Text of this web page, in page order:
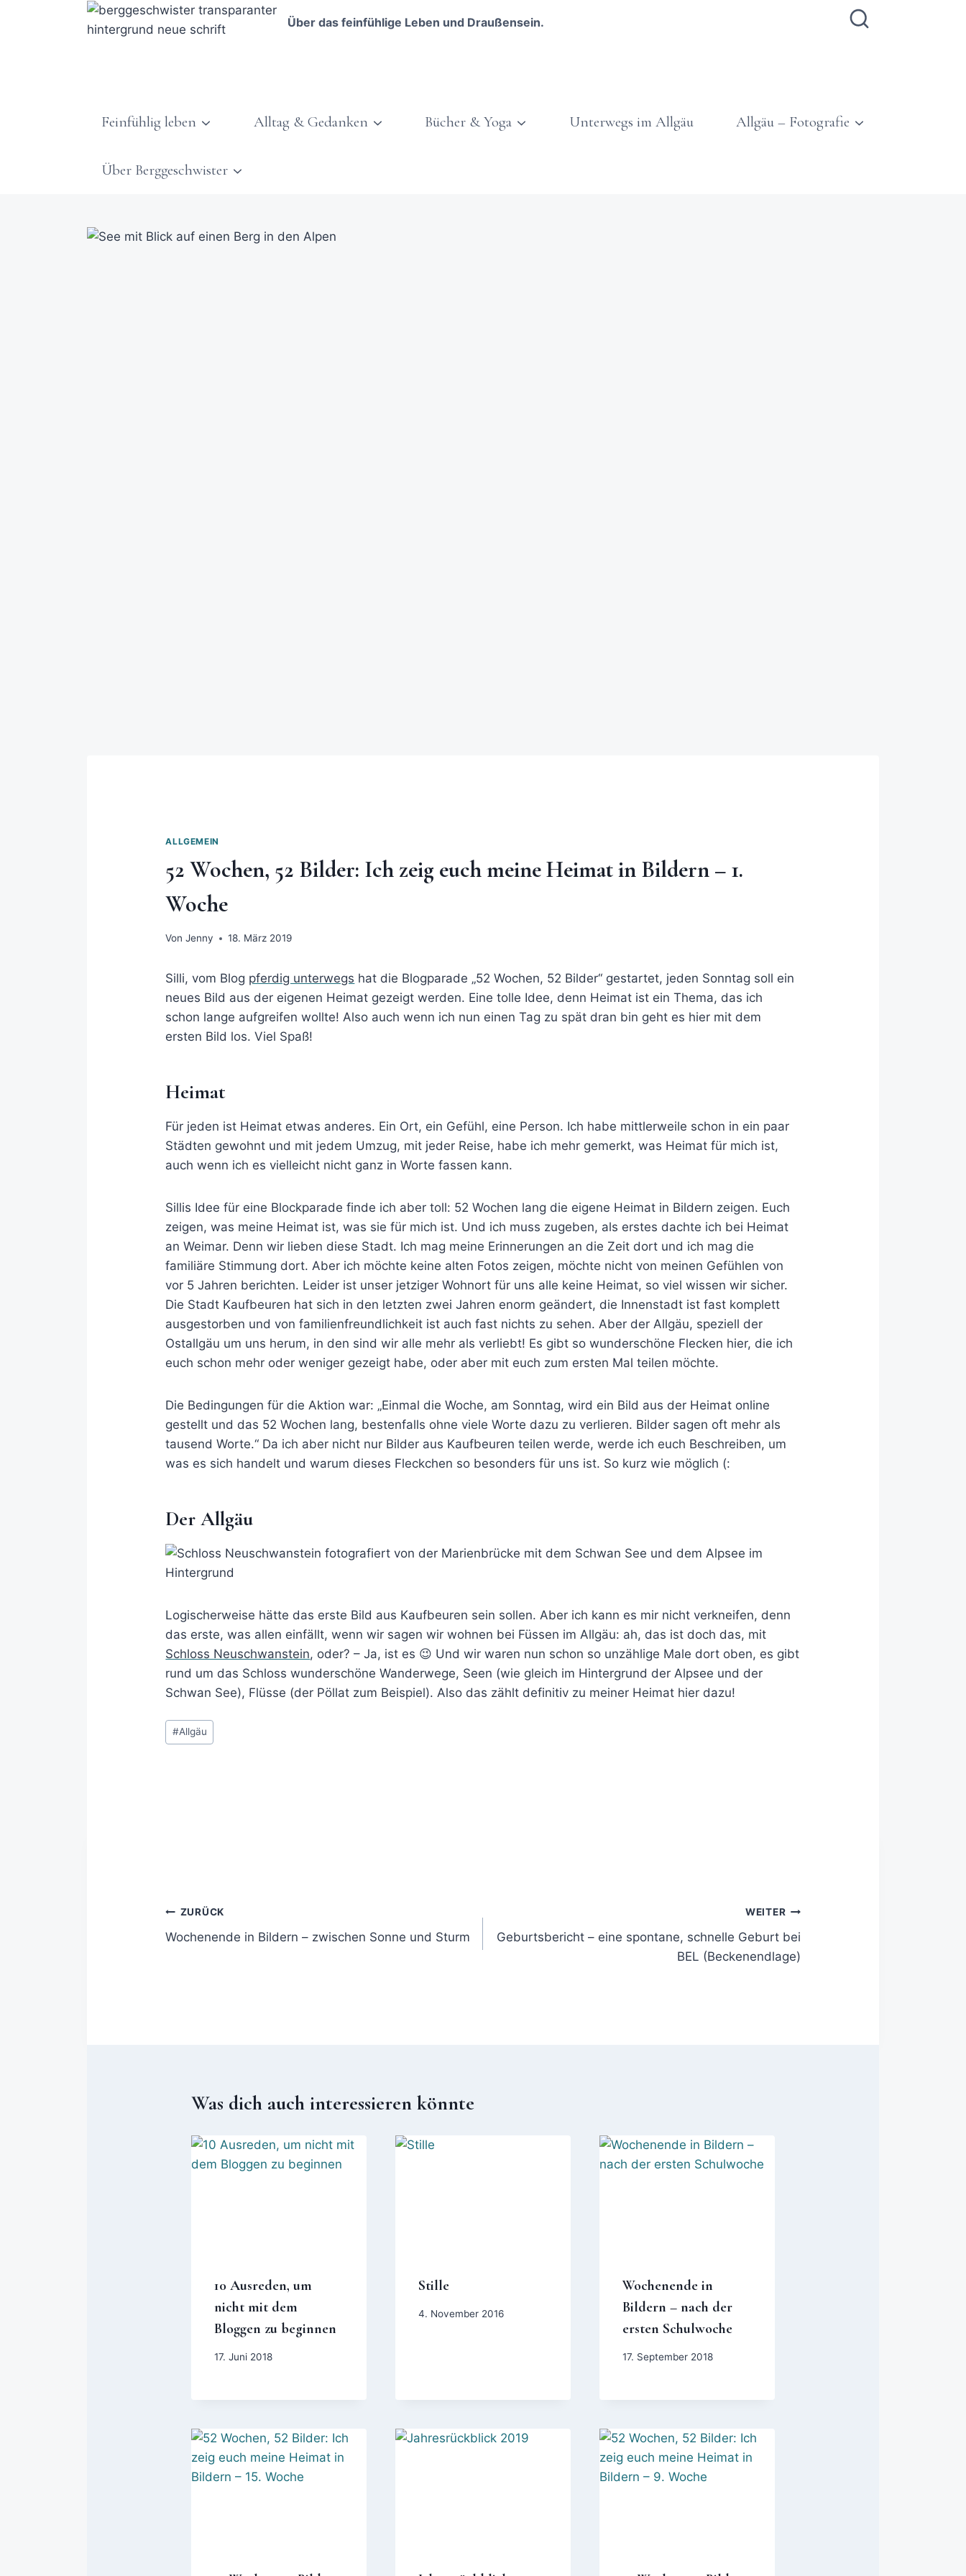
Über das feinfühlige Leben und Draußensein.
Feinfühlig leben Alltag & Gedanken Bücher & Yoga Unterwegs im Allgäu Allgäu – Fotografie
Über Berggeschwister
ALLGEMEIN
52 Wochen, 52 Bilder: Ich zeig euch meine Heimat in Bildern – 1.
Woche
Von Jenny 18. März 2019
Silli, vom Blog pferdig unterwegs hat die Blogparade „52 Wochen, 52 Bilder“ gestartet, jeden Sonntag soll ein
neues Bild aus der eigenen Heimat gezeigt werden. Eine tolle Idee, denn Heimat ist ein Thema, das ich
schon lange aufgreifen wollte! Also auch wenn ich nun einen Tag zu spät dran bin geht es hier mit dem
ersten Bild los. Viel Spaß!
Heimat
Für jeden ist Heimat etwas anderes. Ein Ort, ein Gefühl, eine Person. Ich habe mittlerweile schon in ein paar
Städten gewohnt und mit jedem Umzug, mit jeder Reise, habe ich mehr gemerkt, was Heimat für mich ist,
auch wenn ich es vielleicht nicht ganz in Worte fassen kann.
Sillis Idee für eine Blockparade finde ich aber toll: 52 Wochen lang die eigene Heimat in Bildern zeigen. Euch
zeigen, was meine Heimat ist, was sie für mich ist. Und ich muss zugeben, als erstes dachte ich bei Heimat
an Weimar. Denn wir lieben diese Stadt. Ich mag meine Erinnerungen an die Zeit dort und ich mag die
familiäre Stimmung dort. Aber ich möchte keine alten Fotos zeigen, möchte nicht von meinen Gefühlen von
vor 5 Jahren berichten. Leider ist unser jetziger Wohnort für uns alle keine Heimat, so viel wissen wir sicher.
Die Stadt Kaufbeuren hat sich in den letzten zwei Jahren enorm geändert, die Innenstadt ist fast komplett
ausgestorben und von familienfreundlichkeit ist auch fast nichts zu sehen. Aber der Allgäu, speziell der
Ostallgäu um uns herum, in den sind wir alle mehr als verliebt! Es gibt so wunderschöne Flecken hier, die ich
euch schon mehr oder weniger gezeigt habe, oder aber mit euch zum ersten Mal teilen möchte.
Die Bedingungen für die Aktion war: „Einmal die Woche, am Sonntag, wird ein Bild aus der Heimat online
gestellt und das 52 Wochen lang, bestenfalls ohne viele Worte dazu zu verlieren. Bilder sagen oft mehr als
tausend Worte.“ Da ich aber nicht nur Bilder aus Kaufbeuren teilen werde, werde ich euch Beschreiben, um
was es sich handelt und warum dieses Fleckchen so besonders für uns ist. So kurz wie möglich (:
Der Allgäu
Logischerweise hätte das erste Bild aus Kaufbeuren sein sollen. Aber ich kann es mir nicht verkneifen, denn
das erste, was allen einfällt, wenn wir sagen wir wohnen bei Füssen im Allgäu: ah, das ist doch das, mit
Schloss Neuschwanstein, oder? – Ja, ist es 😉 Und wir waren nun schon so unzählige Male dort oben, es gibt
rund um das Schloss wunderschöne Wanderwege, Seen (wie gleich im Hintergrund der Alpsee und der
Schwan See), Flüsse (der Pöllat zum Beispiel). Also das zählt definitiv zu meiner Heimat hier dazu!
#Allgäu
ZURÜCK
Wochenende in Bildern – zwischen Sonne und Sturm
WEITER
Geburtsbericht – eine spontane, schnelle Geburt bei
BEL (Beckenendlage)
Was dich auch interessieren könnte
10 Ausreden, um
nicht mit dem
Bloggen zu beginnen
17. Juni 2018
Stille
4. November 2016
Wochenende in
Bildern – nach der
ersten Schulwoche
17. September 2018